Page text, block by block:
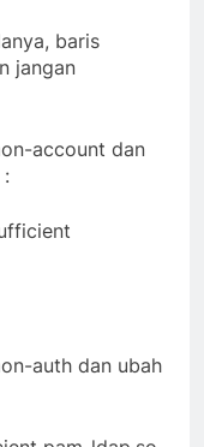
baris
jangan
account dan
:
auth dan ubah